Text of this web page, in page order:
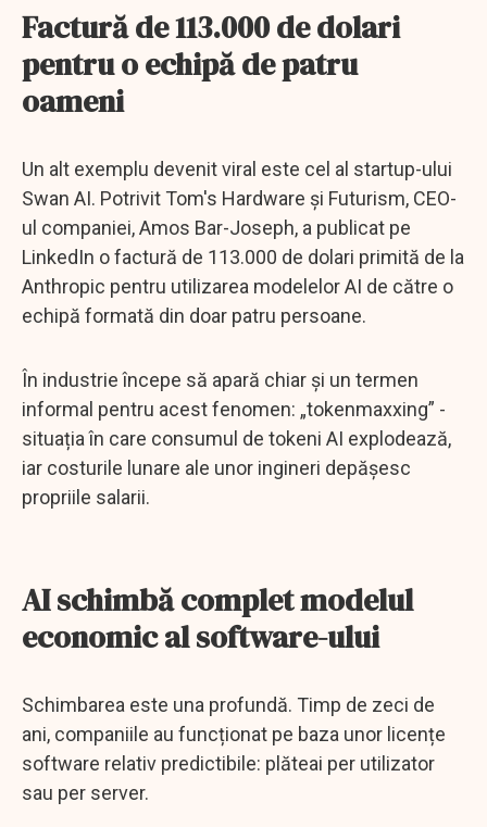
Factură de 113.000 de dolari
pentru o echipă de patru
oameni
Un alt exemplu devenit viral este cel al startup-ului
Swan AI. Potrivit Tom's Hardware și Futurism, CEO-
ul companiei, Amos Bar-Joseph, a publicat pe
LinkedIn o factură de 113.000 de dolari primită de la
Anthropic pentru utilizarea modelelor AI de către o
echipă formată din doar patru persoane.
În industrie începe să apară chiar și un termen
informal pentru acest fenomen: „tokenmaxxing” -
situația în care consumul de tokeni AI explodează,
iar costurile lunare ale unor ingineri depășesc
propriile salarii.
AI schimbă complet modelul
economic al software-ului
Schimbarea este una profundă. Timp de zeci de
ani, companiile au funcționat pe baza unor licențe
software relativ predictibile: plăteai per utilizator
sau per server.